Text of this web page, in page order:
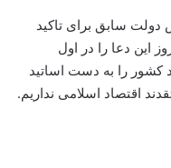
سابق برای تاکید
این دعا را در اول
کشور را به دست اساتید
اقتصاد اسلامی نداریم.